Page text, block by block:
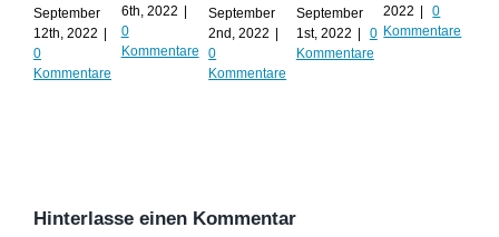
September
12th, 2022 |
0
Kommentare
6th, 2022 |
0
Kommentare
September
2nd, 2022 |
0
Kommentare
September
1st, 2022 |
0
Kommentare
2022 |
0
Kommentare
Hinterlasse einen Kommentar